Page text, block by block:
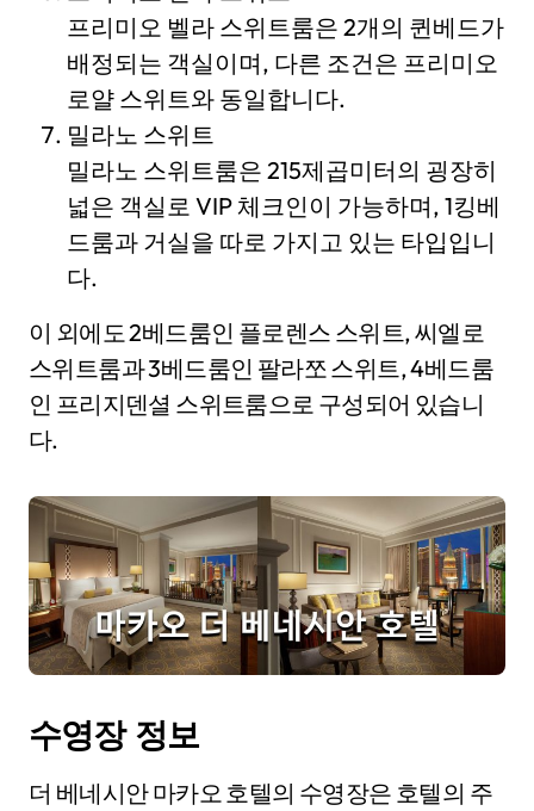
프리미오 벨라 스위트룸은 2개의 퀸베드가
배정되는 객실이며, 다른 조건은 프리미오
로얄 스위트와 동일합니다.
밀라노 스위트
밀라노 스위트룸은 215제곱미터의 굉장히
넓은 객실로 VIP 체크인이 가능하며, 1킹베
드룸과 거실을 따로 가지고 있는 타입입니
다.
이 외에도 2베드룸인 플로렌스 스위트, 씨엘로
스위트룸과 3베드룸인 팔라쪼 스위트, 4베드룸
인 프리지덴셜 스위트룸으로 구성되어 있습니
다.
수영장 정보
더 베네시안 마카오 호텔의 수영장은 호텔의 주